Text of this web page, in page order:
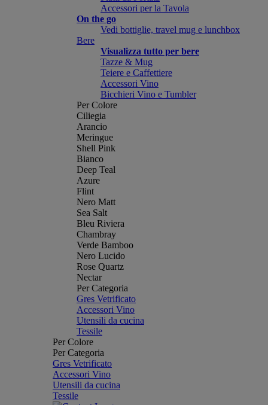
Accessori per la Tavola
On the go
Vedi bottiglie, travel mug e lunchbox
Bere
Visualizza tutto per bere
Tazze & Mug
Teiere e Caffettiere
Accessori Vino
Bicchieri Vino e Tumbler
Per Colore
Ciliegia
Arancio
Meringue
Shell Pink
Bianco
Deep Teal
Azure
Flint
Nero Matt
Sea Salt
Bleu Riviera
Chambray
Verde Bamboo
Nero Lucido
Rose Quartz
Nectar
Per Categoria
Gres Vetrificato
Accessori Vino
Utensili da cucina
Tessile
Per Colore
Per Categoria
Gres Vetrificato
Accessori Vino
Utensili da cucina
Tessile